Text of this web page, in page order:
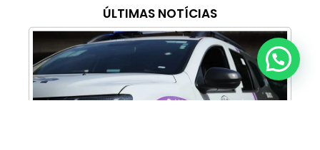
ÚLTIMAS NOTÍCIAS
Anunciar ou recomendar matéria